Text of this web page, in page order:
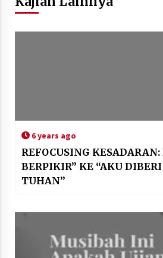
6 years ago
REFOCUSING
BERPIKIR” KE “AKU
TUHAN”